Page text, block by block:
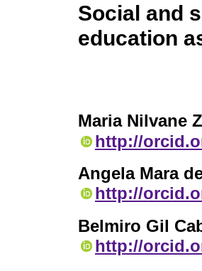
Social and
education
Maria Nilvane
http://
Angela Mara
http://
Belmiro Gil
http://